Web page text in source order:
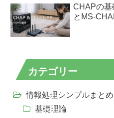
CHAPの基
とMS-
カテゴリー
情報処理シンプルまとめ
基礎理論